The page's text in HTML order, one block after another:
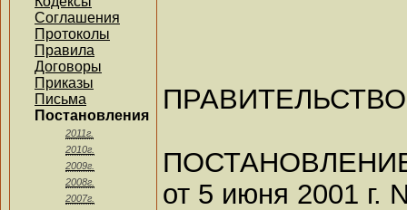
Соглашения
Протоколы
Правила
Договоры
Приказы
Письма
Постановления
2011г.
2010г.
2009г.
2008г.
2007г.
от 5 июня 2001 г.